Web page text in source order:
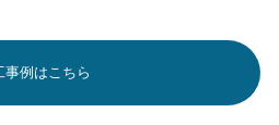
事例はこちら